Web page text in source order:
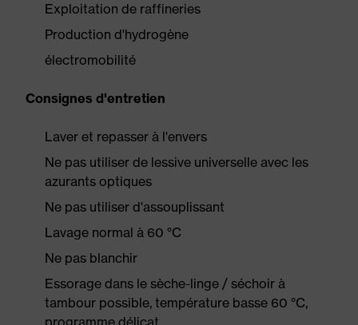
Exploitation de raffineries
Production d'hydrogène
électromobilité
Consignes d'entretien
Laver et repasser à l'envers
Ne pas utiliser de lessive universelle avec les
azurants optiques
Ne pas utiliser d'assouplissant
Lavage normal à 60 °C
Ne pas blanchir
Essorage dans le sèche-linge / séchoir à
tambour possible, température basse 60 °C,
programme délicat